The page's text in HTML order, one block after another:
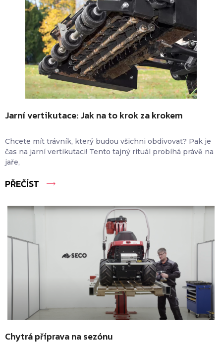
Jarní vertikutace: Jak na to krok za krokem
Chcete mít trávník, který budou všichni obdivovat? Pak je
čas na jarní vertikutaci! Tento tajný rituál probíhá právě na
jaře,
PŘEČÍST
Chytrá příprava na sezónu